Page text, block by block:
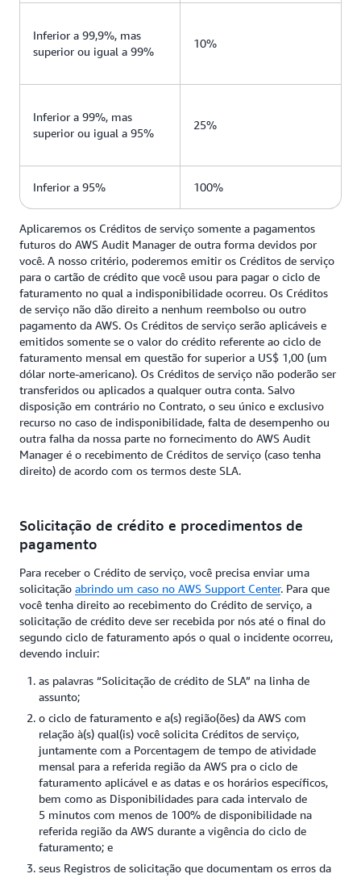
Inferior a 99,9%, mas
superior ou igual a 99%
10%
Inferior a 99%, mas
superior ou igual a 95%
25%
Inferior a 95% 100%
Aplicaremos os Créditos de serviço somente a pagamentos
futuros do AWS Audit Manager de outra forma devidos por
você. A nosso critério, poderemos emitir os Créditos de serviço
para o cartão de crédito que você usou para pagar o ciclo de
faturamento no qual a indisponibilidade ocorreu. Os Créditos
de serviço não dão direito a nenhum reembolso ou outro
pagamento da AWS. Os Créditos de serviço serão aplicáveis e
emitidos somente se o valor do crédito referente ao ciclo de
faturamento mensal em questão for superior a US$ 1,00 (um
dólar norte-americano). Os Créditos de serviço não poderão ser
transferidos ou aplicados a qualquer outra conta. Salvo
disposição em contrário no Contrato, o seu único e exclusivo
recurso no caso de indisponibilidade, falta de desempenho ou
outra falha da nossa parte no fornecimento do AWS Audit
Manager é o recebimento de Créditos de serviço (caso tenha
direito) de acordo com os termos deste SLA.
Solicitação de crédito e procedimentos de
pagamento
Para receber o Crédito de serviço, você precisa enviar uma
solicitação abrindo um caso no AWS Support Center. Para que
você tenha direito ao recebimento do Crédito de serviço, a
solicitação de crédito deve ser recebida por nós até o final do
segundo ciclo de faturamento após o qual o incidente ocorreu,
devendo incluir:
as palavras “Solicitação de crédito de SLA” na linha de
assunto;
o ciclo de faturamento e a(s) região(ões) da AWS com
relação à(s) qual(is) você solicita Créditos de serviço,
juntamente com a Porcentagem de tempo de atividade
mensal para a referida região da AWS pra o ciclo de
faturamento aplicável e as datas e os horários específicos,
bem como as Disponibilidades para cada intervalo de
5 minutos com menos de 100% de disponibilidade na
referida região da AWS durante a vigência do ciclo de
faturamento; e
seus Registros de solicitação que documentam os erros da